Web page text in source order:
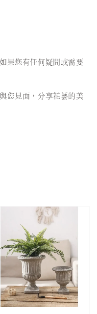
果您有任何疑問或需要
您見面，分享花藝的美